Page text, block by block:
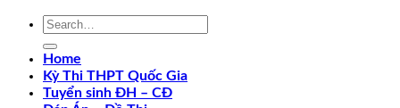
Home
Kỳ Thi THPT Quốc Gia
Tuyển sinh ĐH – CĐ